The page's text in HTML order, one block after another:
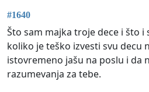
#1640
Što sam majka troje dece i što i
koliko je teško izvesti svu decu
istovremeno jašu na poslu i da
razumevanja za tebe.